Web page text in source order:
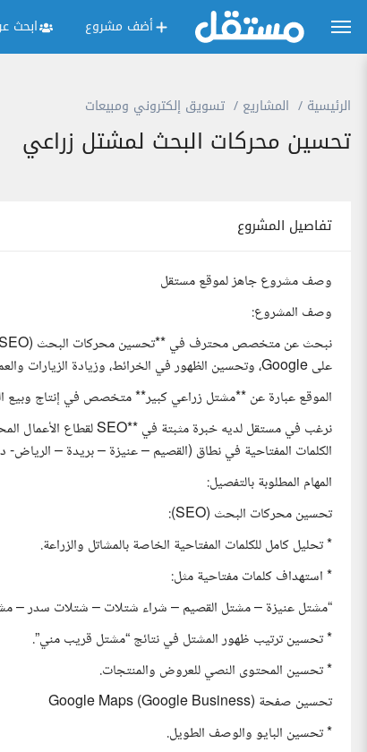
أضف مشروع ابحث
الرئيسية المشاريع تسويق إلكتروني ومبيعات
تحسين محركات البحث لمشتل زراعي
تفاصيل المشروع
وصف مشروع جاهز لموقع مستقل
وصف المشروع:
على Google، وتحسين الظهور في الخرائط، وزيادة الزيارات والعملاء.
الموقع عبارة عن **مشتل زراعي كبير** متخصص في إنتاج وبيع
الكلمات المفتاحية في نطاق (القصيم – عنيزة – بريدة – الرياض-
المهام المطلوبة بالتفصيل:
تحسين محركات البحث (SEO):
* تحليل كامل للكلمات المفتاحية الخاصة بالمشاتل والزراعة.
* استهداف كلمات مفتاحية مثل:
“مشتل عنيزة – مشتل القصيم – شراء شتلات – شتلات سدر –
* تحسين ترتيب ظهور المشتل في نتائج “مشتل قريب مني”.
* تحسين المحتوى النصي للعروض والمنتجات.
تحسين صفحة Google Maps (Google Business)
* تحسين البايو والوصف الطويل.